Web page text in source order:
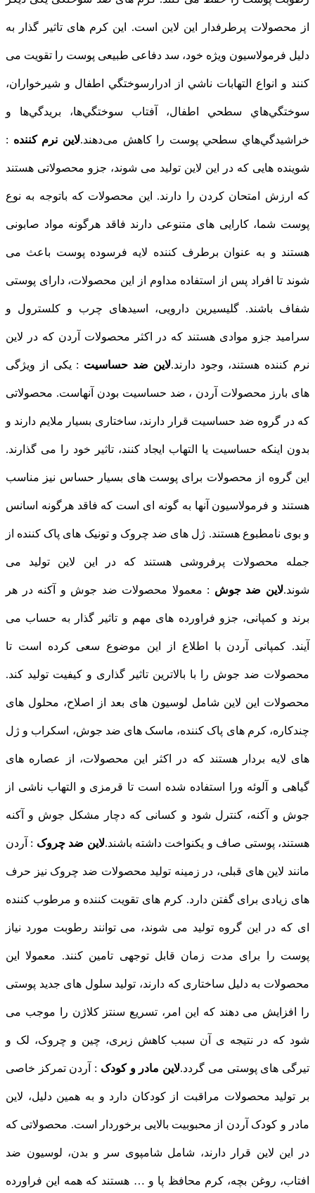
از محصولات پرطرفدار این لاین است. این کرم های تاثیر گذار به
دلیل فرمولاسیون ویژه خود، سد دفاعی طبیعی پوست را تقویت می
کنند و انواع التهابات ناشي از ادرارسوختگي اطفال و شيرخواران،
سوختگي‌هاي سطحي اطفال، آفتاب سوختگي‌ها، بريدگي‌ها و
خراشيدگي‌هاي سطحي پوست را كاهش می‌دهند.لاین نرم کننده :
شوینده هایی که در این لاین تولید می شوند، جزو محصولاتی هستند
که ارزش امتحان کردن را دارند. این محصولات که باتوجه به نوع
پوست شما، کارایی های متنوعی دارند فاقد هرگونه مواد صابونی
هستند و به عنوان برطرف کننده لایه فرسوده پوست باعث می
شوند تا افراد پس از استفاده مداوم از این محصولات، دارای پوستی
شفاف باشند. گلیسیرین دارویی، اسیدهای چرب و کلسترول و
سرامید جزو موادی هستند که در اکثر محصولات آردن که در لاین
نرم کننده هستند، وجود دارند.لاین ضد حساسیت : یکی از ویژگی
های بارز محصولات آردن ، ضد حساسیت بودن آنهاست. محصولاتی
که در گروه ضد حساسیت قرار دارند، ساختاری بسیار ملایم دارند و
بدون اینکه حساسیت یا التهاب ایجاد کنند، تاثیر خود را می گذارند.
این گروه از محصولات برای پوست های بسیار حساس نیز مناسب
هستند و فرمولاسیون آنها به گونه ای است که فاقد هرگونه اسانس
و بوی نامطبوع هستند. ژل های ضد چروک و تونیک های پاک کننده از
جمله محصولات پرفروشی هستند که در این لاین تولید می
شوند.لاین ضد جوش : معمولا محصولات ضد جوش و آکنه در هر
برند و کمپانی، جزو فراورده های مهم و تاثیر گذار به حساب می
آیند. کمپانی آردن با اطلاع از این موضوع سعی کرده است تا
محصولات ضد جوش را با بالاترین تاثیر گذاری و کیفیت تولید کند.
محصولات این لاین شامل لوسیون های بعد از اصلاح، محلول های
چندکاره، کرم های پاک کننده، ماسک های ضد جوش، اسکراب و ژل
های لایه بردار هستند که در اکثر این محصولات، از عصاره های
گیاهی و آلوئه ورا استفاده شده است تا قرمزی و التهاب ناشی از
جوش و آکنه، کنترل شود و کسانی که دچار مشکل جوش و آکنه
هستند، پوستی صاف و یکنواخت داشته باشند.لاین ضد چروک : آردن
مانند لاین های قبلی، در زمینه تولید محصولات ضد چروک نیز حرف
های زیادی برای گفتن دارد. کرم های تقویت کننده و مرطوب کننده
ای که در این گروه تولید می شوند، می توانند رطوبت مورد نیاز
پوست را برای مدت زمان قابل توجهی تامین کنند. معمولا این
محصولات به دلیل ساختاری که دارند، توليد سلول های جديد پوستی
را افزایش می دهند که این امر، تسريع سنتز کلاژن را موجب می
شود که در نتیجه ی آن سبب کاهش زبری، چين و چروک، لک و
تيرگی های پوستی می گردد.لاین مادر و کودک : آردن تمرکز خاصی
بر تولید محصولات مراقبت از کودکان دارد و به همین دلیل، لاین
مادر و کودک آردن از محبوبیت بالایی برخوردار است. محصولاتی که
در این لاین قرار دارند، شامل شامپوی سر و بدن، لوسیون ضد
افتاب، روغن بچه، کرم محافظ پا و … هستند که همه این فراورده